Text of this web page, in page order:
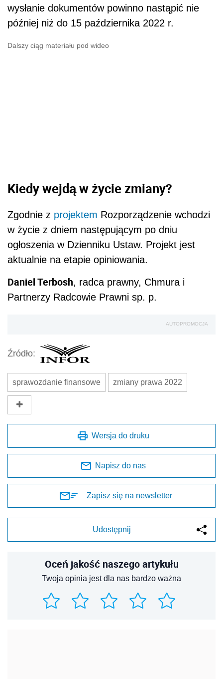
wysłanie dokumentów powinno nastąpić nie
później niż do 15 października 2022 r.
Dalszy ciąg materiału pod wideo
Kiedy wejdą w życie zmiany?
Zgodnie z projektem Rozporządzenie wchodzi
w życie z dniem następującym po dniu
ogłoszenia w Dzienniku Ustaw. Projekt jest
aktualnie na etapie opiniowania.
Daniel Terbosh, radca prawny, Chmura i
Partnerzy Radcowie Prawni sp. p.
AUTOPROMOCJA
Źródło:
sprawozdanie finansowe zmiany prawa 2022
Wersja do druku
Napisz do nas
Zapisz się na newsletter
Udostępnij
Oceń jakość naszego artykułu
Twoja opinia jest dla nas bardzo ważna